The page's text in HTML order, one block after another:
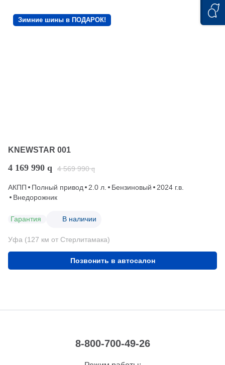
Зимние шины в ПОДАРОК!
KNEWSTAR 001
4 169 990 q 4 569 990 q
АКПП Полный привод 2.0 л. Бензиновый
2024 г.в.
Внедорожник
Гарантия В наличии
Уфа (127 км от Стерлитамака)
Позвонить в автосалон
8-800-700-49-26